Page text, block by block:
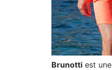
Brunottiest